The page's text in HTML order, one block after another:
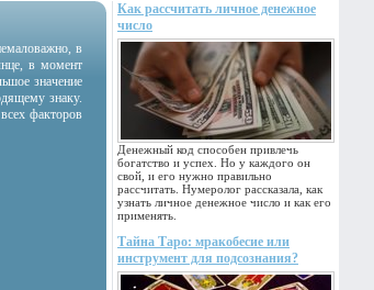
Как рассчитать личное денежное
число
Денежный код способен привлечь
богатство и успех. Но у каждого он
свой, и его нужно правильно
рассчитать. Нумеролог рассказала, как
узнать личное денежное число и как его
применять.
Тайна Таро: мракобесие или
инструмент для подсознания?
в
в момент
значение
знаку.
факторов